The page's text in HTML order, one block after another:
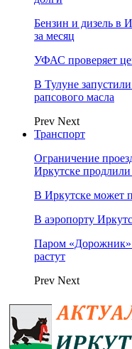
Бензин и дизель в
за месяц
УФАС проверяет
В Тулуне
рапсового масла
Prev Next
Транспорт
Ограничение
Иркутске продлили
В Иркутске может
В аэропорту
Паром «Дорожник»
растут
Prev Next